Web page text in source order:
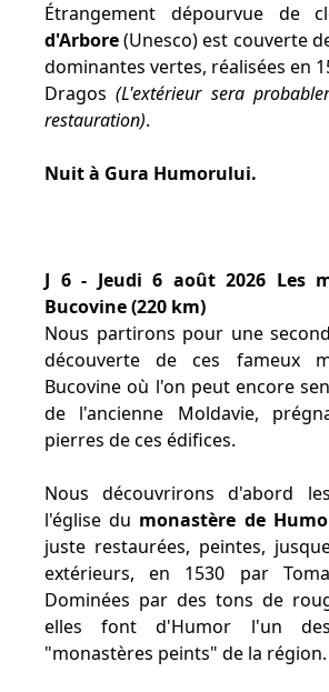
Étrangement dépourvue de
d'Arbore(Unesco) est couverte
dominantes vertes, réalisées en
Dragos(L'extérieur sera
restauration).
Nuit à Gura Humorului.
J 6 - Jeudi 6 août 2026 Les
Bucovine (220 km)
Nous partirons pour une
découverte de ces fameux
Bucovine où l'on peut encore
de l'ancienne Moldavie,
pierres de ces édifices.
Nous découvrirons d'abord
l'église du monastère de
juste restaurées, peintes,
extérieurs, en 1530 par
Dominées par des tons de
elles font d'Humor l'un
"monastères peints" de la région.